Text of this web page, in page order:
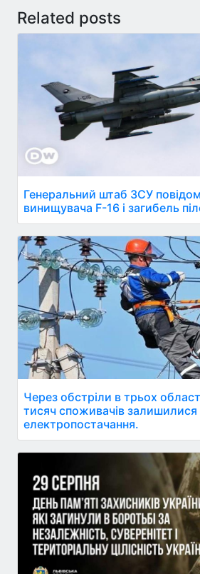
Related posts
Генеральний штаб ЗСУ
винищувача F-16 і загибель
Через обстріли в трьох
тисяч споживачів залишилися
електропостачання.